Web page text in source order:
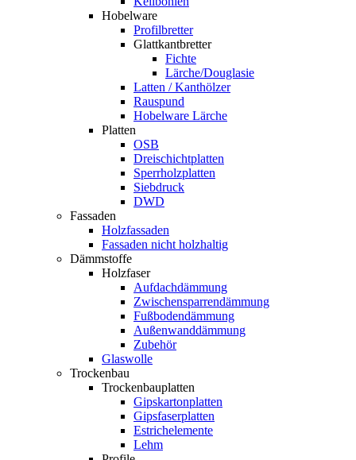
Hobelware
Profilbretter
Glattkantbretter
Fichte
Lärche/Douglasie
Latten / Kanthölzer
Rauspund
Hobelware Lärche
Platten
OSB
Dreischichtplatten
Sperrholzplatten
Siebdruck
DWD
Fassaden
Holzfassaden
Fassaden nicht holzhaltig
Dämmstoffe
Holzfaser
Aufdachdämmung
Zwischensparrendämmung
Fußbodendämmung
Außenwanddämmung
Zubehör
Glaswolle
Trockenbau
Trockenbauplatten
Gipskartonplatten
Gipsfaserplatten
Estrichelemente
Lehm